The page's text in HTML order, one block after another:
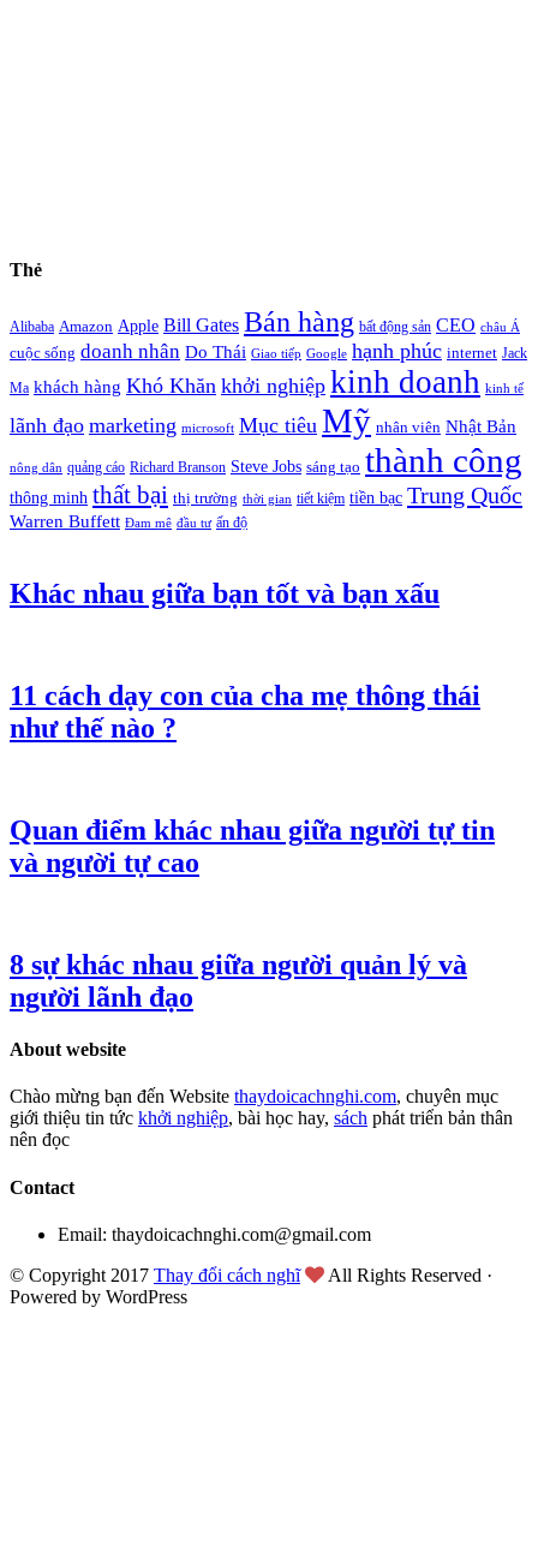
Thẻ
Alibaba Amazon Apple Bill Gates Bán hàng bất động sản CEO châu Á
cuộc sống doanh nhân Do Thái Giao tiếp Google hạnh phúc internet Jack
Ma khách hàng Khó Khăn khởi nghiệp kinh doanh kinh tế
lãnh đạo marketing microsoft Mục tiêu Mỹ nhân viên Nhật Bản
nông dân quảng cáo Richard Branson Steve Jobs sáng tạo thành công
thông minh thất bại thị trường thời gian tiết kiệm tiền bạc Trung Quốc
Warren Buffett Đam mê đầu tư ấn độ
Khác nhau giữa bạn tốt và bạn xấu
11 cách dạy con của cha mẹ thông thái
như thế nào ?
Quan điểm khác nhau giữa người tự tin
và người tự cao
8 sự khác nhau giữa người quản lý và
người lãnh đạo
About website
Chào mừng bạn đến Website thaydoicachnghi.com, chuyên mục
giới thiệu tin tức khởi nghiệp, bài học hay, sách phát triển bản thân
nên đọc
Contact
Email: thaydoicachnghi.com@gmail.com
© Copyright 2017 Thay đổi cách nghĩ
All Rights Reserved ·
Powered by WordPress